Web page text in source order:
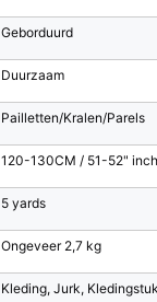
Geborduurd
Duurzaam
Pailletten/Kralen/Parels
120-130CM / 51-52"
5 yards
Ongeveer 2,7 kg
Kleding, Jurk,